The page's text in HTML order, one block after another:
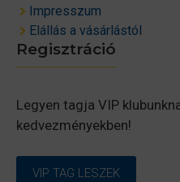
Impresszum
Elállás a vásárlástól
Regisztráció
Legyen tagja VIP
kedvezményekben!
VIP TAG LESZEK